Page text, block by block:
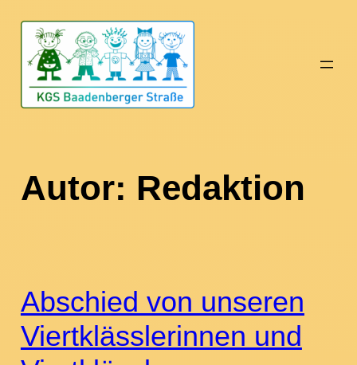
Zum
Inhalt
springen
Autor: Redaktion
Abschied von unseren
Viertklässlerinnen und